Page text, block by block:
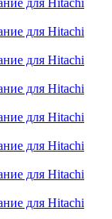
для Hitachi
для Hitachi
для Hitachi
для Hitachi
для Hitachi
для Hitachi
для Hitachi
для Hitachi